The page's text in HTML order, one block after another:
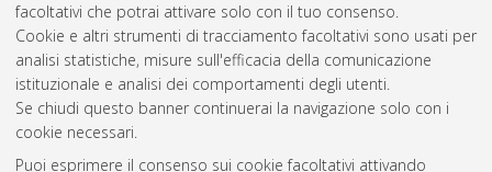
facoltativi che potrai attivare solo con il tuo consenso.
Cookie e altri strumenti di tracciamento facoltativi sono usati per
analisi statistiche, misure sull'efficacia della comunicazione
istituzionale e analisi dei comportamenti degli utenti.
Se chiudi questo banner continuerai la navigazione solo con i
cookie necessari.
Puoi esprimere il consenso sui cookie facoltativi attivando
Gestione del documento:
Atom